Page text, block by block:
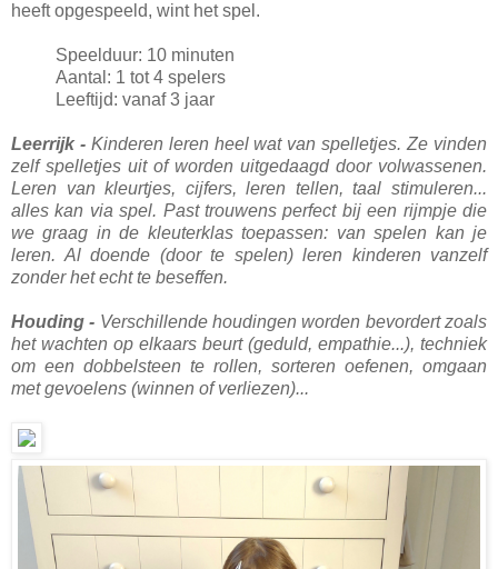
heeft opgespeeld, wint het spel.
Speelduur: 10 minuten
Aantal: 1 tot 4 spelers
Leeftijd: vanaf 3 jaar
Leerrijk - Kinderen leren heel wat van spelletjes. Ze vinden
zelf spelletjes uit of worden uitgedaagd door volwassenen.
Leren van kleurtjes, cijfers, leren tellen, taal stimuleren...
alles kan via spel. Past trouwens perfect bij een rijmpje die
we graag in de kleuterklas toepassen: van spelen kan je
leren. Al doende (door te spelen) leren kinderen vanzelf
zonder het echt te beseffen.
Houding - Verschillende houdingen worden bevordert zoals
het wachten op elkaars beurt (geduld, empathie...), techniek
om een dobbelsteen te rollen, sorteren oefenen, omgaan
met gevoelens (winnen of verliezen)...